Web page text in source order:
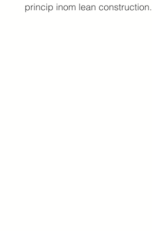
princip inom lean construction.